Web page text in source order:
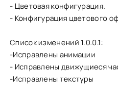
- Цветовая конфигурация.
- Конфигурация цветового
Список изменений 1.0.0.1:
-Исправлены анимации
- Исправлены движущиеся
-Исправлены текстуры